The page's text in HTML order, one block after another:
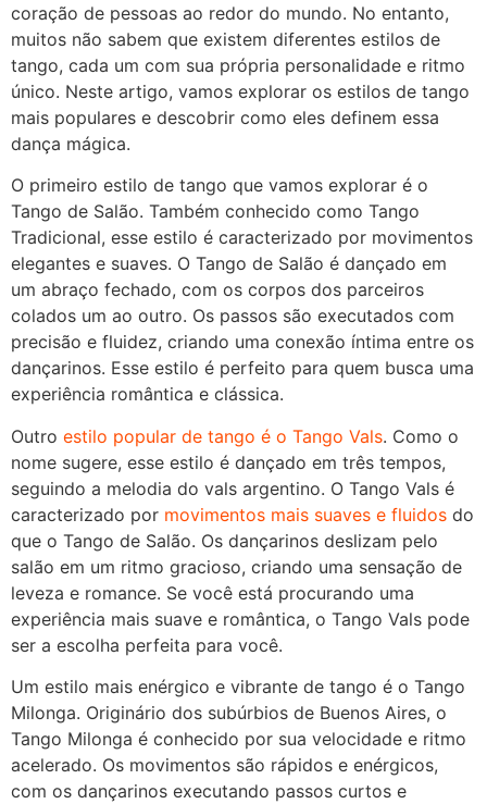
coração de pessoas ao redor do mundo. No entanto,
muitos não sabem que existem diferentes estilos de
tango, cada um com sua própria personalidade e ritmo
único. Neste artigo, vamos explorar os estilos de tango
mais populares e descobrir como eles definem essa
dança mágica.
O primeiro estilo de tango que vamos explorar é o
Tango de Salão. Também conhecido como Tango
Tradicional, esse estilo é caracterizado por movimentos
elegantes e suaves. O Tango de Salão é dançado em
um abraço fechado, com os corpos dos parceiros
colados um ao outro. Os passos são executados com
precisão e fluidez, criando uma conexão íntima entre os
dançarinos. Esse estilo é perfeito para quem busca uma
experiência romântica e clássica.
Outro estilo popular de tango é o Tango Vals. Como o
nome sugere, esse estilo é dançado em três tempos,
seguindo a melodia do vals argentino. O Tango Vals é
caracterizado por movimentos mais suaves e fluidos do
que o Tango de Salão. Os dançarinos deslizam pelo
salão em um ritmo gracioso, criando uma sensação de
leveza e romance. Se você está procurando uma
experiência mais suave e romântica, o Tango Vals pode
ser a escolha perfeita para você.
Um estilo mais enérgico e vibrante de tango é o Tango
Milonga. Originário dos subúrbios de Buenos Aires, o
Tango Milonga é conhecido por sua velocidade e ritmo
acelerado. Os movimentos são rápidos e enérgicos,
com os dançarinos executando passos curtos e